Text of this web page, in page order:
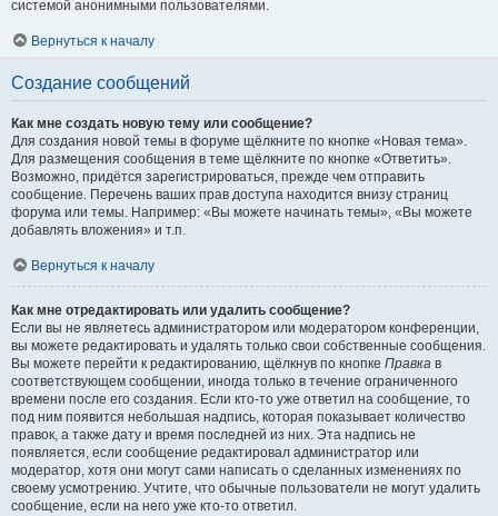
системой анонимными пользователями.
Вернуться к началу
Создание сообщений
Как мне создать новую тему или сообщение?
Для создания новой темы в форуме щёлкните по кнопке «Новая тема».
Для размещения сообщения в теме щёлкните по кнопке «Ответить».
Возможно, придётся зарегистрироваться, прежде чем отправить
сообщение. Перечень ваших прав доступа находится внизу страниц
форума или темы. Например: «Вы можете начинать темы», «Вы можете
добавлять вложения» и т.п.
Вернуться к началу
Как мне отредактировать или удалить сообщение?
Если вы не являетесь администратором или модератором конференции,
вы можете редактировать и удалять только свои собственные сообщения.
Вы можете перейти к редактированию, щёлкнув по кнопке Правка в
соответствующем сообщении, иногда только в течение ограниченного
времени после его создания. Если кто-то уже ответил на сообщение, то
под ним появится небольшая надпись, которая показывает количество
правок, а также дату и время последней из них. Эта надпись не
появляется, если сообщение редактировал администратор или
модератор, хотя они могут сами написать о сделанных изменениях по
своему усмотрению. Учтите, что обычные пользователи не могут удалить
сообщение, если на него уже кто-то ответил.